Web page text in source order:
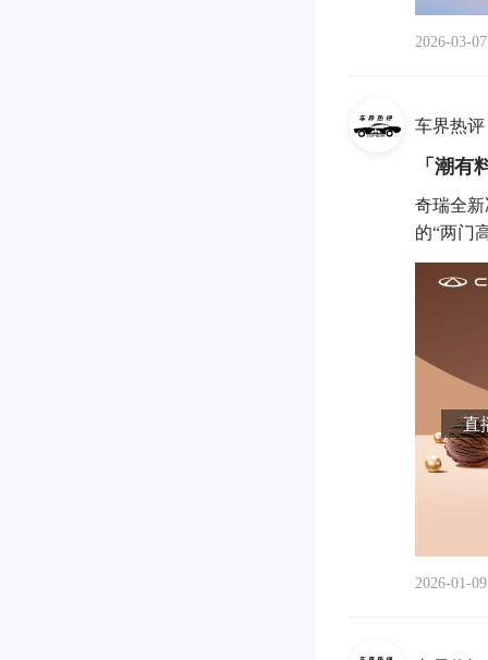
2026-03-07
车界热评
「潮
奇瑞全
的“两门
直
2026-01-09